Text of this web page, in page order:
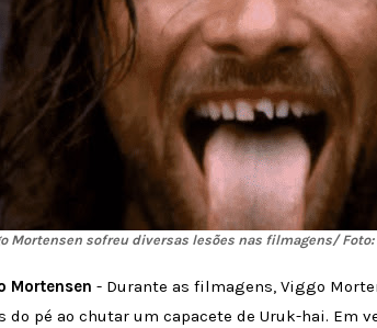
Mortensen sofreu diversas lesões nas filmagens/ Foto:
Mortensen - Durante as filmagens, Viggo
do pé ao chutar um capacete de Uruk-hai. Em